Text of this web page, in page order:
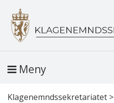
Meny
Klagenemndssekretariatet >